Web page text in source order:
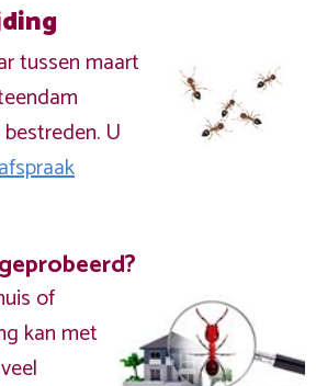
tussen maart
U
of
kan met